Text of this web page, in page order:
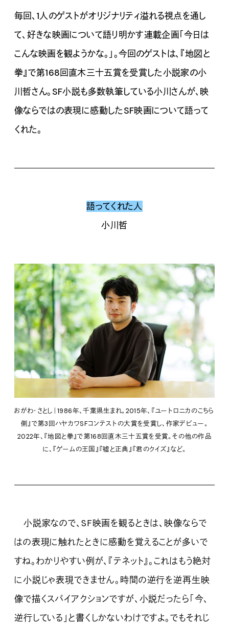
毎回、1人のゲストがオリジナリティ溢れる視点を通し
て、好きな映画について語り明かす連載企画「今日は
こんな映画を観ようかな。」。今回のゲストは、『地図と
拳』で第168回直木三十五賞を受賞した小説家の小
川哲さん。SF小説も多数執筆している小川さんが、映
像ならではの表現に感動したSF映画について語って
くれた。
語ってくれた人
小川哲
おがわ・さとし｜1986年、千葉県生まれ。2015年、『ユートロニカのこちら
側』で第3回ハヤカワSFコンテストの大賞を受賞し、作家デビュー。
2022年、『地図と拳』で第168回直木三十五賞を受賞。その他の作品
に、『ゲームの王国』『嘘と正典』『君のクイズ』など。
小説家なので、SF映画を観るときは、映像ならで
はの表現に触れたときに感動を覚えることが多いで
すね。わかりやすい例が、『テネット』。これはもう絶対
に小説じゃ表現できません。時間の逆行を逆再生映
像で描くスパイアクションですが、小説だったら「今、
逆行している」と書くしかないわけですよ。でもそれじ